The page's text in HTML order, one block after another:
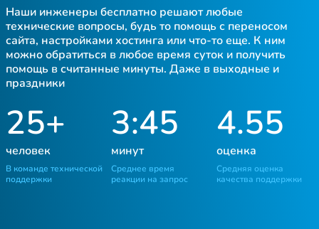
Наши инженеры бесплатно решают любые
технические вопросы, будь то помощь с переносом
сайта, настройками хостинга или что-то еще. К ним
можно обратиться в любое время суток и получить
помощь в считанные минуты. Даже в выходные и
праздники
25+
человек
В команде технической
поддержки
3:45
минут
Среднее время
реакции на запрос
4.55
оценка
Средняя оценка
качества поддержки